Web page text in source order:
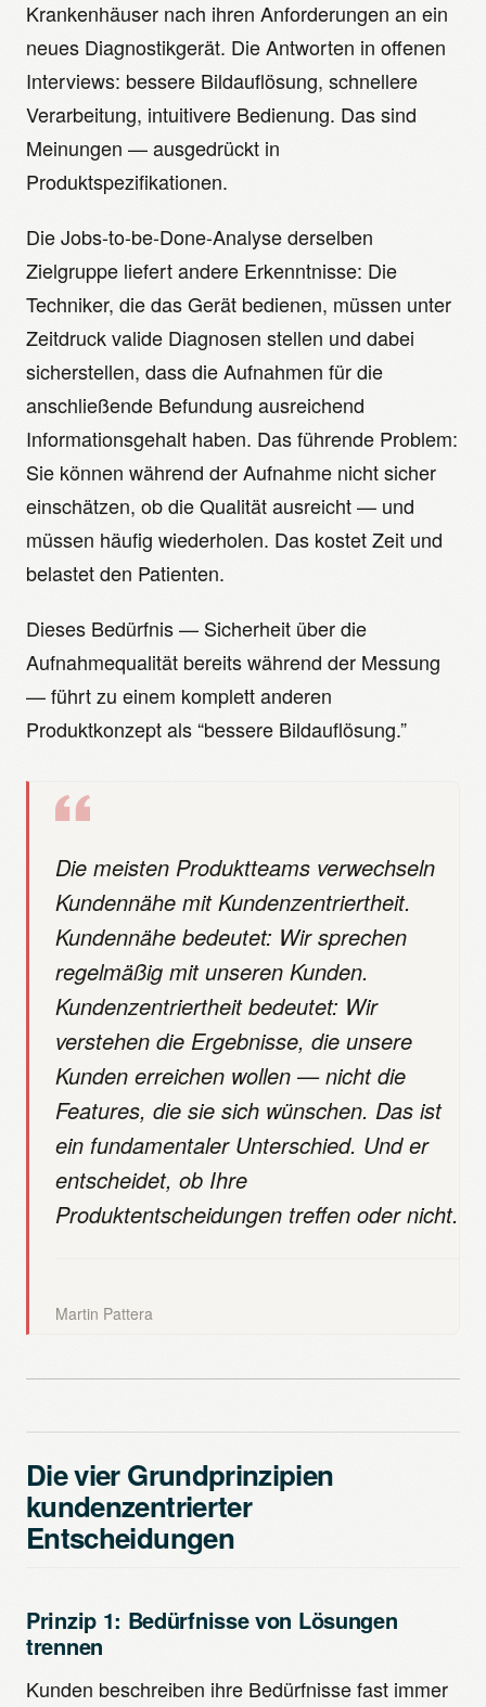
Krankenhäuser nach ihren Anforderungen an ein
neues Diagnostikgerät. Die Antworten in offenen
Interviews: bessere Bildauflösung, schnellere
Verarbeitung, intuitivere Bedienung. Das sind
Meinungen — ausgedrückt in
Produktspezifikationen.
Die Jobs-to-be-Done-Analyse derselben
Zielgruppe liefert andere Erkenntnisse: Die
Techniker, die das Gerät bedienen, müssen unter
Zeitdruck valide Diagnosen stellen und dabei
sicherstellen, dass die Aufnahmen für die
anschließende Befundung ausreichend
Informationsgehalt haben. Das führende Problem:
Sie können während der Aufnahme nicht sicher
einschätzen, ob die Qualität ausreicht — und
müssen häufig wiederholen. Das kostet Zeit und
belastet den Patienten.
Dieses Bedürfnis — Sicherheit über die
Aufnahmequalität bereits während der Messung
— führt zu einem komplett anderen
Produktkonzept als “bessere Bildauflösung.”
Die meisten Produktteams verwechseln
Kundennähe mit Kundenzentriertheit.
Kundennähe bedeutet: Wir sprechen
regelmäßig mit unseren Kunden.
Kundenzentriertheit bedeutet: Wir
verstehen die Ergebnisse, die unsere
Kunden erreichen wollen — nicht die
Features, die sie sich wünschen. Das ist
ein fundamentaler Unterschied. Und er
entscheidet, ob Ihre
Produktentscheidungen treffen oder nicht.
Martin Pattera
Die vier Grundprinzipien
kundenzentrierter
Entscheidungen
Prinzip 1: Bedürfnisse von Lösungen
trennen
Kunden beschreiben ihre Bedürfnisse fast immer